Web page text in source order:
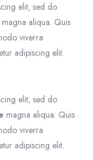
elit, sed do
aliqua. Quis
viverra
adipiscing elit.
elit, sed do
magna aliqua. Quis
viverra
adipiscing elit.